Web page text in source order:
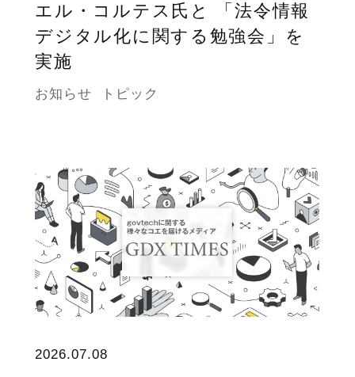
エル・コルテス氏と 「法令情報
デジタル化に関する勉強会」を
実施
お知らせ トピック
2026.07.08